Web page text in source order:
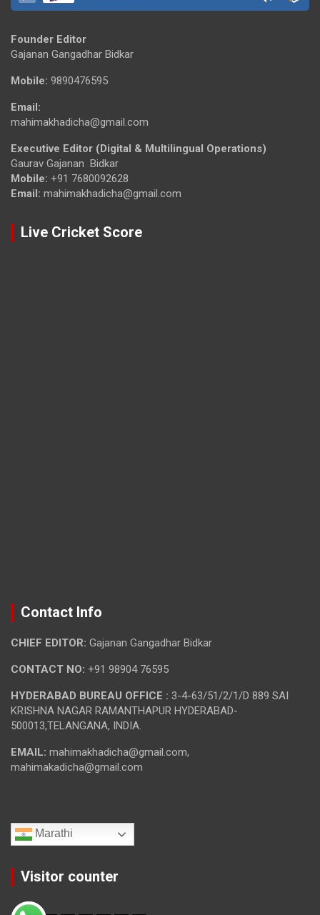
Founder Editor
Gajanan Gangadhar Bidkar
Mobile: 9890476595
Email:
mahimakhadicha@gmail.com
Executive Editor (Digital & Multilingual Operations)
Gaurav Gajanan Bidkar
Mobile: +91 7680092628
Email: mahimakhadicha@gmail.com
Live Cricket Score
Contact Info
CHIEF EDITOR: Gajanan Gangadhar Bidkar
CONTACT NO: +91 98904 76595
HYDERABAD BUREAU OFFICE : 3-4-63/51/2/1/D 889 SAI
KRISHNA NAGAR RAMANTHAPUR HYDERABAD-
500013,TELANGANA, INDIA.
EMAIL: mahimakhadicha@gmail.com,
mahimakadicha@gmail.com
Marathi
Visitor counter